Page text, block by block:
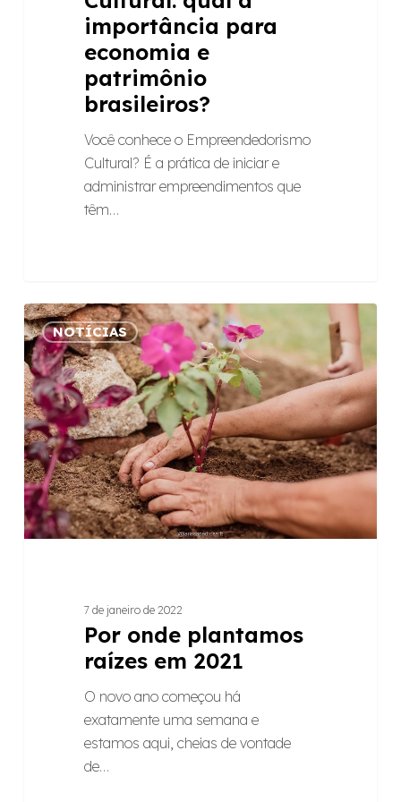
importância para
economia e
patrimônio
brasileiros?
Você conhece o Empreendedorismo
Cultural? É a prática de iniciar e
administrar empreendimentos que
têm…
Por
onde
plantamos
raízes
em
2021
NOTÍCIAS
7 de janeiro de 2022
Por onde plantamos
raízes em 2021
O novo ano começou há
exatamente uma semana e
estamos aqui, cheias de vontade
de…